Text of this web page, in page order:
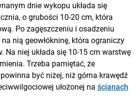
dnie wykopu układa się
o grubości 10-20 cm, która
Po zagęszczeniu i osadzeniu
nią geowłókninę, która ograniczy
Na niej układa się 10-15 cm warstwę
Trzeba pamiętać, że
być niżej, niż górna krawędź
ułożonej na ścianach